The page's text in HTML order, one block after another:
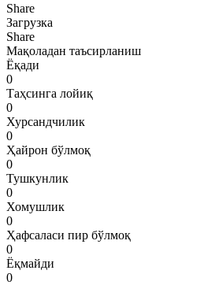
Share
Загрузка
Share
Мақоладан таъсирланиш
Ёқади
0
Таҳсинга лойиқ
0
Хурсандчилик
0
Ҳайрон бўлмоқ
0
Тушкунлик
0
Хомушлик
0
Ҳафсаласи пир бўлмоқ
0
Ёқмайди
0